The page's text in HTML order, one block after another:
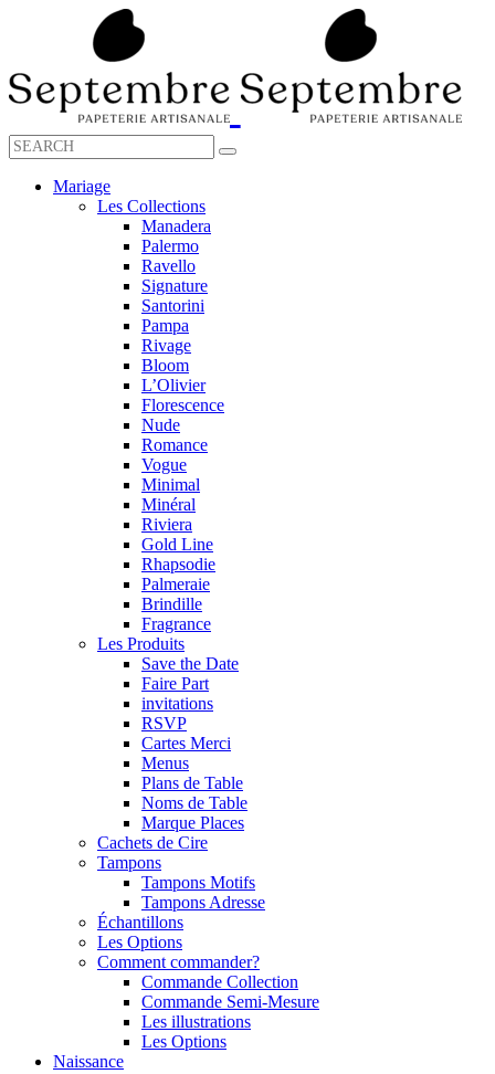
Mariage
Les Collections
Manadera
Palermo
Ravello
Signature
Santorini
Pampa
Rivage
Bloom
L’Olivier
Florescence
Nude
Romance
Vogue
Minimal
Minéral
Riviera
Gold Line
Rhapsodie
Palmeraie
Brindille
Fragrance
Les Produits
Save the Date
Faire Part
invitations
RSVP
Cartes Merci
Menus
Plans de Table
Noms de Table
Marque Places
Cachets de Cire
Tampons
Tampons Motifs
Tampons Adresse
Échantillons
Les Options
Comment commander?
Commande Collection
Commande Semi-Mesure
Les illustrations
Les Options
Naissance